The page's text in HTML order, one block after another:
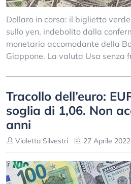
Dollaro in corsa: il biglietto
sullo yen, indebolito dalla
monetaria accomodante della
Giappone. La valuta Usa senza
Tracollo dell’euro:
soglia di 1,06. Non
anni
Violetta Silvestri 27 Aprile